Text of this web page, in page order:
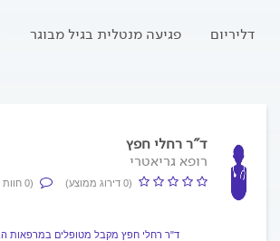
דליריום פגיעה מנטלית בגיל מבוגר
ד"ר רחלי חפץ
רופא גריאטרי
(0 דירוג ממוצע) (0 חוות דעת)
ד"ר רחלי חפץ מקבל מטופלים במרפאות